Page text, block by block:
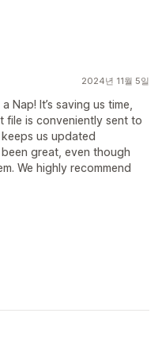
2024년 11월 5일
Nap! It’s saving us time,
file is conveniently sent to
us updated
great, even though
We highly recommend